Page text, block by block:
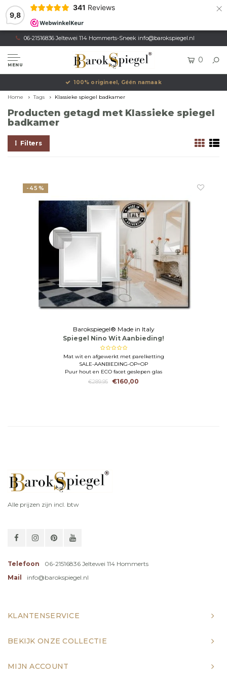
9,8
341 Reviews ×
06-21516836 Jeltewei 114 Hommerts-Sneek info@barokspiegel.nl
MENU
0
100% origineel, Géén namaak
Home Tags Klassieke spiegel badkamer
Producten getagd met Klassieke spiegel
badkamer
Filters
-45%
Barokspiegel® Made in Italy
Spiegel Nino Wit Aanbieding!
Mat wit en afgewerkt met parelketting
SALE-AANBIEDING-OP=OP
Puur hout en ECO facet geslepen glas
€289,95
€160,00
Alle prijzen zijn incl. btw
Telefoon
06-21516836 Jeltewei 114 Hommerts
Mail
info@barokspiegel.nl
KLANTENSERVICE
BEKIJK ONZE COLLECTIE
MIJN ACCOUNT